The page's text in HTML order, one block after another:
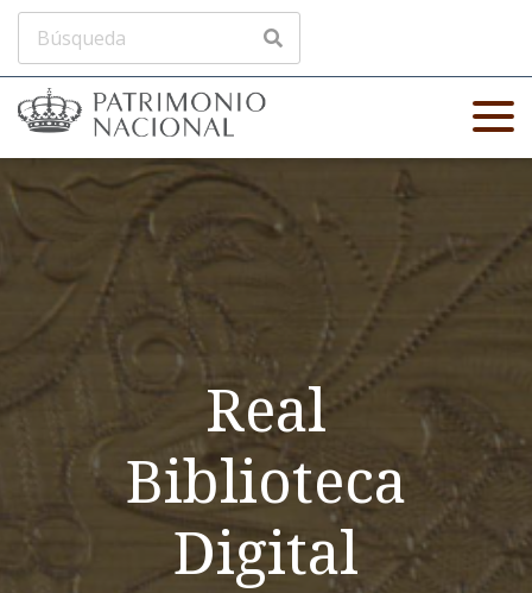
Real
Biblioteca
Digital